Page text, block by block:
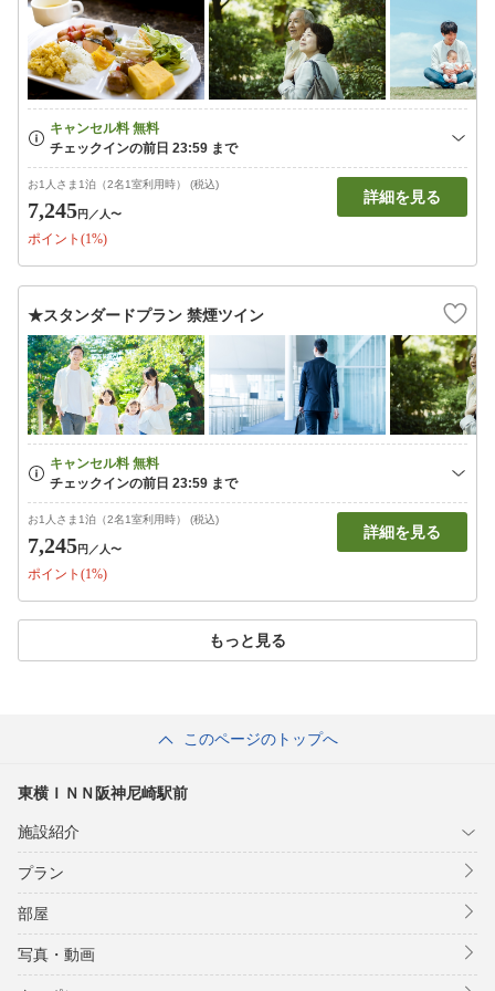
お1人さま1泊（2名1室利用時） (税込)
7,245円 ／人〜
ポイント(1%)
詳細を見る
★スタンダードプラン 禁煙ツイン
お1人さま1泊（2名1室利用時） (税込)
7,245円 ／人〜
ポイント(1%)
詳細を見る
もっと見る
このページのトップへ
東横ＩＮＮ阪神尼崎駅前
施設紹介
プラン
部屋
写真・動画